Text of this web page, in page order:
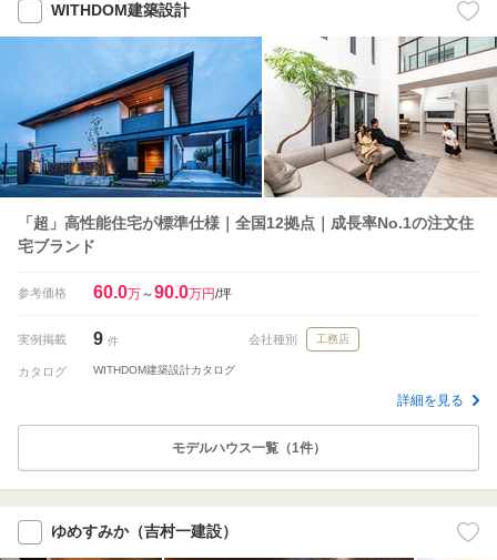
WITHDOM建築設計
「超」高性能住宅が標準仕様｜全国12拠点｜成長率No.1の注文住
宅ブランド
参考価格 60.0万～90.0万円/坪
実例掲載 9 件 会社種別 工務店
カタログ WITHDOM建築設計カタログ
詳細を見る
モデルハウス一覧（1件）
ゆめすみか（吉村一建設）